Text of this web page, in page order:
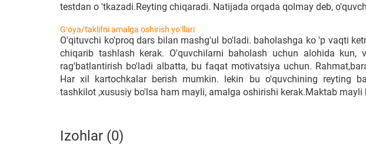
testdan o 'tkazadi.Reyting chiqaradi. Natijada orqada qolmay deb,
Gʻoya/taklifni amalga oshirish yoʻllari
O'qituvchi ko'proq dars bilan mashg'ul bo'ladi. baholashga ko 'p vaqti
chiqarib tashlash kerak. O'quvchilarni baholash uchun alohida kun,
rag'batlantirish bo'ladi albatta, bu faqat motivatsiya uchun.
Har xil kartochkalar berish mumkin. lekin bu o'quvchining reyting
tashkilot ,xususiy bo'lsa ham mayli, amalga oshirishi kerak.Maktab
Izohlar (0)